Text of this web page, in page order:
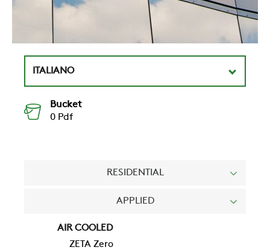
ITALIANO
Bucket
0 Pdf
RESIDENTIAL
APPLIED
AIR COOLED
ZETA Zero